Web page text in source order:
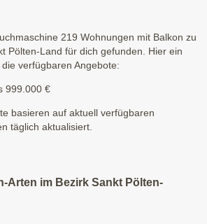
219 Wohnungen mit Balkon zu
Pölten-Land für dich gefunden. Hier ein
verfügbaren Angebote:
999.000 €
basieren auf aktuell verfügbaren
täglich aktualisiert.
Arten im Bezirk Sankt Pölten-